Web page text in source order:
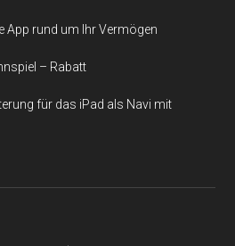
App rund um Ihr Vermögen
– Rabatt
für das iPad als Navi mit